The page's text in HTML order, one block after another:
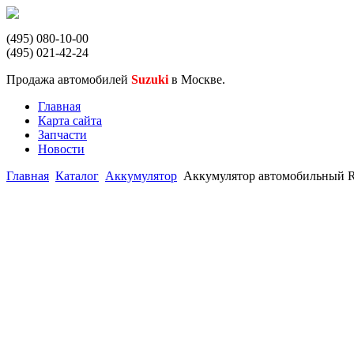
(495) 080-10-00
(495) 021-42-24
Продажа автомобилей Suzuki в Москве.
Главная
Карта сайта
Запчасти
Новости
Главная Каталог Аккумулятор Аккумулятор автомобильный